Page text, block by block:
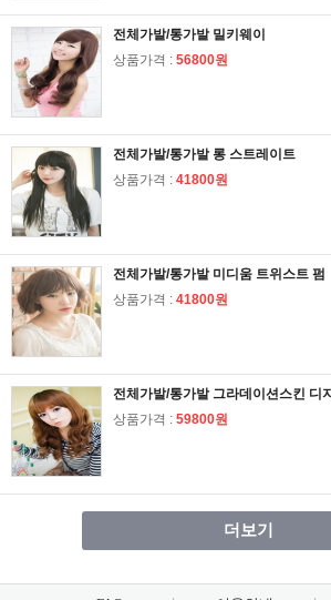
전체가발/통가발 밀키웨이
상품가격 : 56800원
전체가발/통가발 롱 스트레이트
상품가격 : 41800원
전체가발/통가발 미디움 트위스트 펌
상품가격 : 41800원
상품가격 : 59800원
더보기